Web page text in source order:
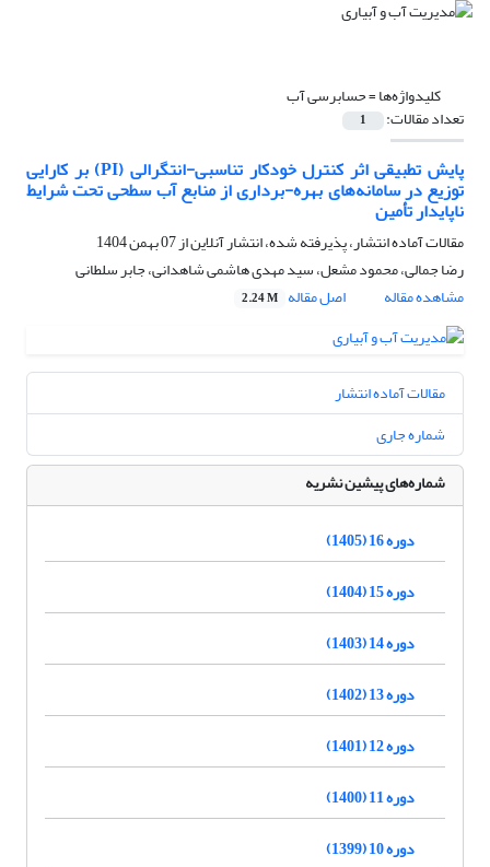
کلیدواژه‌ها =حسابرسی آب
تعداد مقالات: 1
پایش تطبیقی اثر کنترل خودکار تناسبی-انتگرالی (PI) بر کارایی
توزیع در سامانه‌های بهره-برداری از منابع آب سطحی تحت شرایط
ناپایدار تأمین
مقالات آماده انتشار، پذیرفته شده، انتشار آنلاین از07 بهمن 1404
رضا جمالی، محمود مشعل، سید مهدی هاشمی شاهدانی، جابر سلطانی
مشاهده مقاله
اصل مقاله 2.24 M
مقالات آماده انتشار
شماره جاری
شماره‌های پیشین نشریه
دوره 16 (1405)
دوره 15 (1404)
دوره 14 (1403)
دوره 13 (1402)
دوره 12 (1401)
دوره 11 (1400)
دوره 10 (1399)